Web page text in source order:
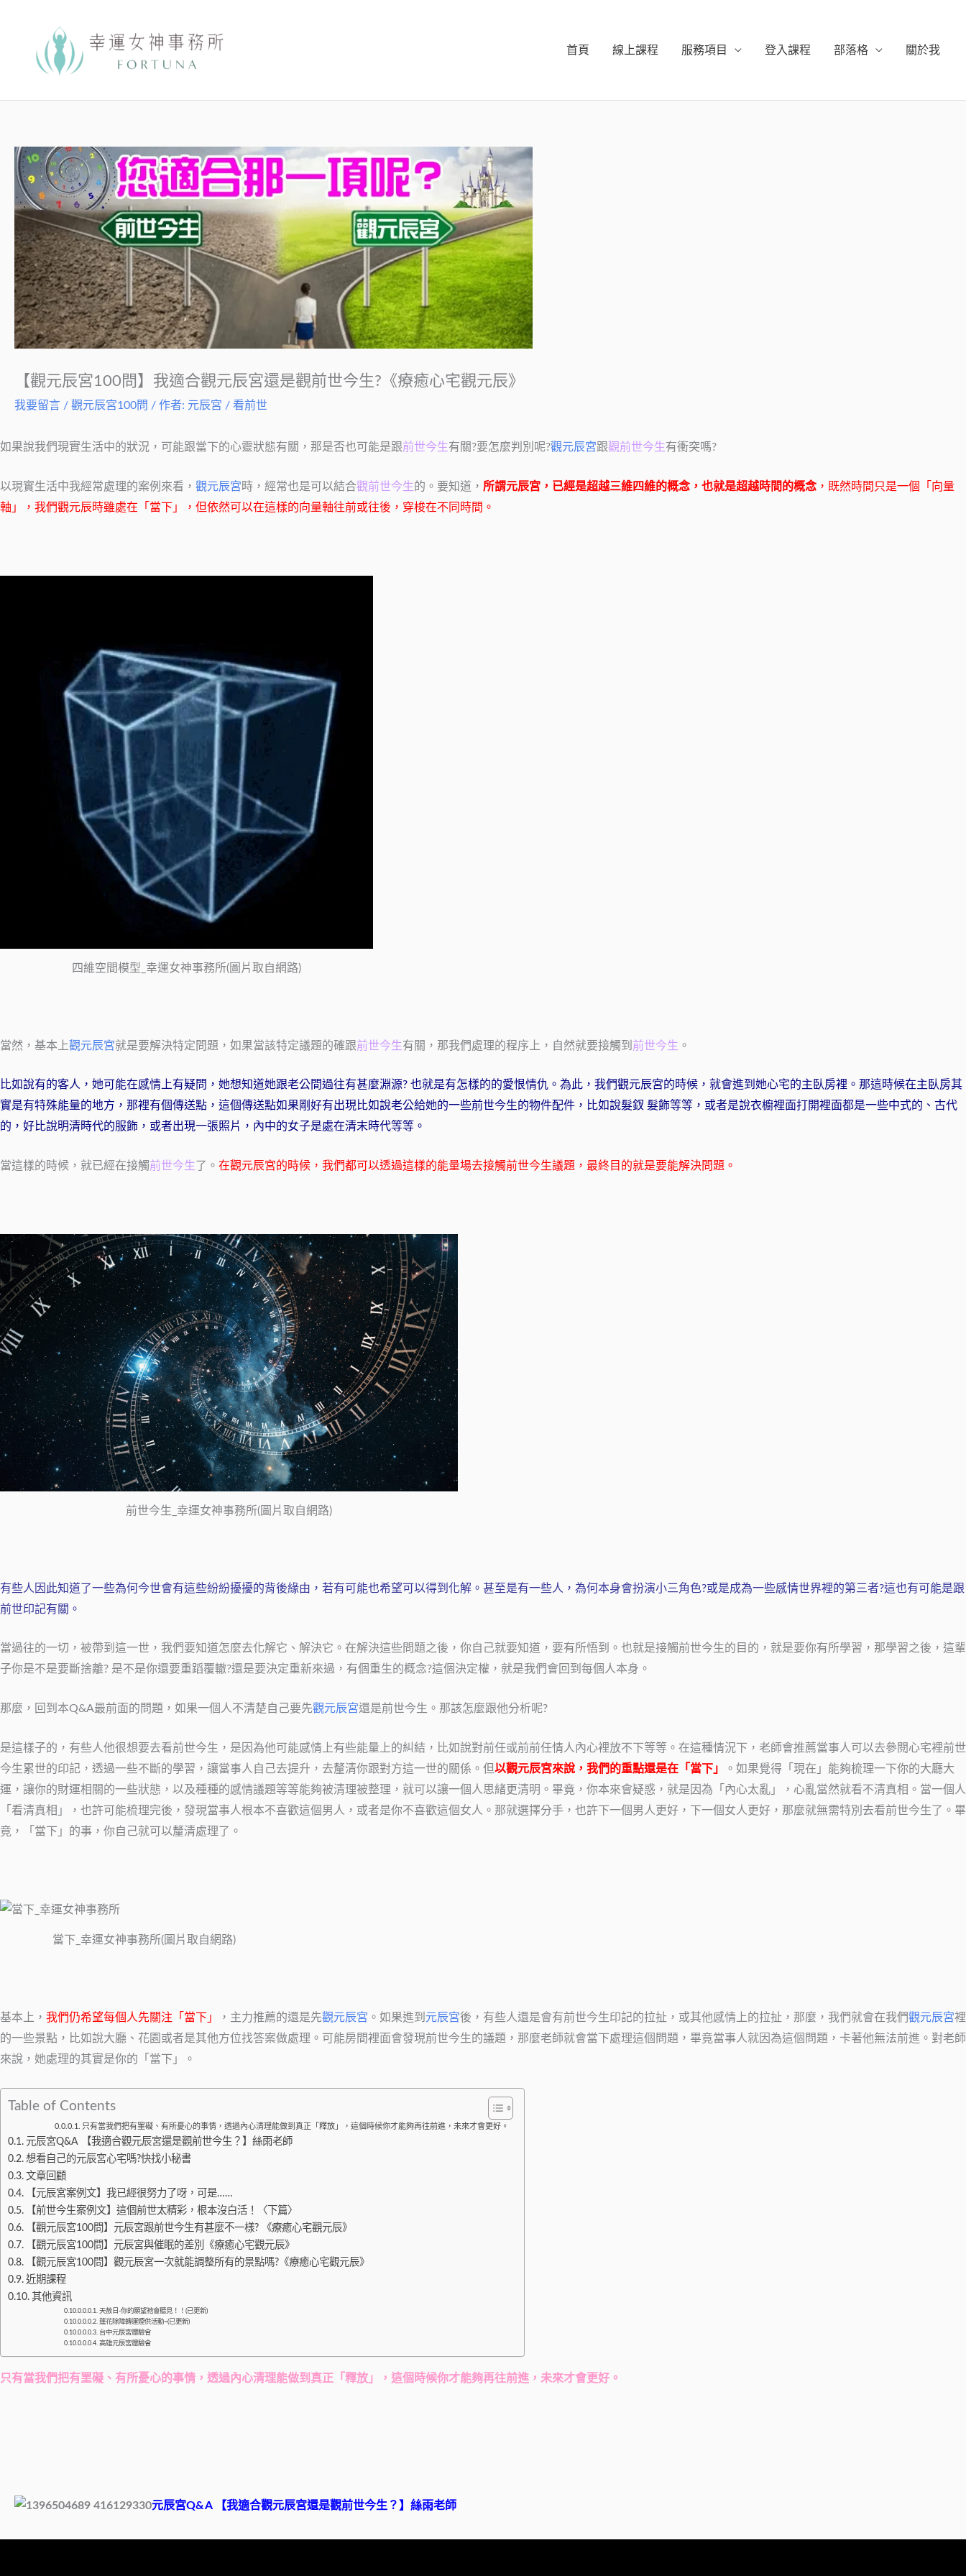
首頁 線上課程 服務項目 登入課程 部落格 關於我
【觀元辰宮100問】我適合觀元辰宮還是觀前世今生?《療癒心宅觀元辰》
我要留言 / 觀元辰宮100問 / 作者: 元辰宮 / 看前世
如果說我們現實生活中的狀況，可能跟當下的心靈狀態有關，那是否也可能是跟前世今生有關?要怎麼判別呢?觀元辰宮跟觀前世今生有衝突嗎?
以現實生活中我經常處理的案例來看， 觀元辰宮時，經常也是可以結合觀前世今生的。要知道， 所謂元辰宮 ，已經是超越三維四維的概念，也就是超越時間的概念，既然時間只是一個「向量
軸」，我們觀元辰時雖處在「當下」，但依然可以在這樣的向量軸往前或往後，穿梭在不同時間。
四維空間模型_幸運女神事務所(圖片取自網路)
當然，基本上觀元辰宮就是要解決特定問題，如果當該特定議題的確跟前世今生有關，那我們處理的程序上，自然就要接觸到 前世今生 。
比如說有的客人，她可能在感情上有疑問，她想知道她跟老公間過往有甚麼淵源? 也就是有怎樣的的愛恨情仇。為此，我們觀元辰宮的時候，就會進到她心宅的主臥房裡。那這時候在主臥房其
實是有特殊能量的地方，那裡有個傳送點，這個傳送點如果剛好有出現比如說老公給她的一些前世今生的物件配件，比如說髮釵 髮飾等等，或者是說衣櫥裡面打開裡面都是一些中式的、古代
的，好比說明清時代的服飾，或者出現一張照片，內中的女子是處在清末時代等等。
當這樣的時候，就已經在接觸前世今生 了。 在觀元辰宮的時候，我們都可以透過這樣的能量場去接觸前世今生議題，最終目的就是要能解決問題。
前世今生_幸運女神事務所(圖片取自網路)
有些人因此知道了一些為何今世會有這些紛紛擾擾的背後緣由，若有可能也希望可以得到化解。甚至是有一些人，為何本身會扮演小三角色?或是成為一些感情世界裡的第三者?這也有可能是跟
前世印記有關。
當過往的一切，被帶到這一世，我們要知道怎麼去化解它、解決它。在解決這些問題之後，你自己就要知道，要有所悟到。也就是接觸前世今生的目的，就是要你有所學習，那學習之後，這輩
子你是不是要斷捨離? 是不是你還要重蹈覆轍?還是要決定重新來過，有個重生的概念?這個決定權，就是我們會回到每個人本身。
那麼，回到本Q&A最前面的問題，如果一個人不清楚自己要先觀元辰宮還是前世今生。那該怎麼跟他分析呢?
是這樣子的，有些人他很想要去看前世今生，是因為他可能感情上有些能量上的糾結，比如說對前任或前前任情人內心裡放不下等等。在這種情況下，老師會推薦當事人可以去參閱心宅裡前世
今生累世的印記，透過一些不斷的學習，讓當事人自己去提升，去釐清你跟對方這一世的關係。但以觀元辰宮來說，我們的重點還是在「當下」
。如果覺得「現在」能夠梳理一下你的大廳大
運，讓你的財運相關的一些狀態，以及種種的感情議題等等能夠被清理被整理，就可以讓一個人思緒更清明。畢竟，你本來會疑惑，就是因為「內心太亂」，心亂當然就看不清真相。當一個人
「看清真相」，也許可能梳理完後，發現當事人根本不喜歡這個男人，或者是你不喜歡這個女人。那就選擇分手，也許下一個男人更好，下一個女人更好，那麼就無需特別去看前世今生了。畢
竟，「當下」的事，你自己就可以釐清處理了。
當下_幸運女神事務所(圖片取自網路)
基本上， 我們仍希望每個人先關注「當下」 ，主力推薦的還是先觀元辰宮 。如果進到 元辰宮後，有些人還是會有前世今生印記的拉扯，或其他感情上的拉扯，那麼，我們就會在我們觀元辰宮裡
的一些景點，比如說大廳、花園或者是其他方位找答案做處理。可能房間裡面會發現前世今生的議題，那麼老師就會當下處理這個問題，畢竟當事人就因為這個問題，卡著他無法前進。對老師
來說，她處理的其實是你的「當下」。
Table of Contents
只有當我們把有罣礙、有所憂心的事情，透過內心清理能做到真正「釋放」，這個時候你才能夠再往前進，未來才會更好。
元辰宮Q&A 【我適合觀元辰宮還是觀前世今生？】絲雨老師
想看自己的元辰宮心宅嗎?快找小秘書
文章回顧
【元辰宮案例文】我已經很努力了呀，可是……
【前世今生案例文】這個前世太精彩，根本沒白活！〈下篇〉
【觀元辰宮100問】元辰宮跟前世今生有甚麼不一樣? 《療癒心宅觀元辰》
【觀元辰宮100問】元辰宮與催眠的差別《療癒心宅觀元辰》
【觀元辰宮100問】觀元辰宮一次就能調整所有的景點嗎?《療癒心宅觀元辰》
近期課程
其他資訊
天赦日-你的願望祂會聽見！！(已更新)
蓮花除障轉運煙供活動~(已更新)
台中元辰宮體驗會
高雄元辰宮體驗會
只有當我們把有罣礙、有所憂心的事情，透過內心清理能做到真正「釋放」，這個時候你才能夠再往前進，未來才會更好。
元辰宮Q&A 【我適合觀元辰宮還是觀前世今生？】絲雨老師